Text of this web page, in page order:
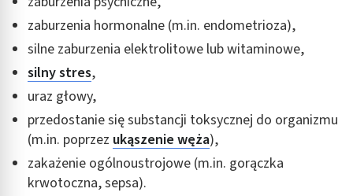
zaburzenia hormonalne (m.in. endometrioza),
silne zaburzenia elektrolitowe lub witaminowe,
silny stres,
uraz głowy,
przedostanie się substancji toksycznej do organizmu
(m.in. poprzez ukąszenie węża),
zakażenie ogólnoustrojowe (m.in. gorączka
krwotoczna, sepsa).